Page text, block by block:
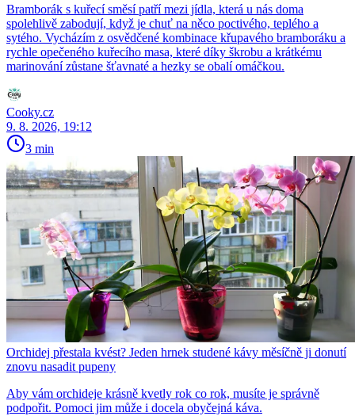
Bramborák s kuřecí směsí patří mezi jídla, která u nás doma
spolehlivě zabodují, když je chuť na něco poctivého, teplého a
sytého. Vycházím z osvědčené kombinace křupavého bramboráku a
rychle opečeného kuřecího masa, které díky škrobu a krátkému
marinování zůstane šťavnaté a hezky se obalí omáčkou.
Cooky.cz
9. 8. 2026, 19:12
3 min
Orchidej přestala kvést? Jeden hrnek studené kávy měsíčně ji donutí
znovu nasadit pupeny
Aby vám orchideje krásně kvetly rok co rok, musíte je správně
podpořit. Pomoci jim může i docela obyčejná káva.